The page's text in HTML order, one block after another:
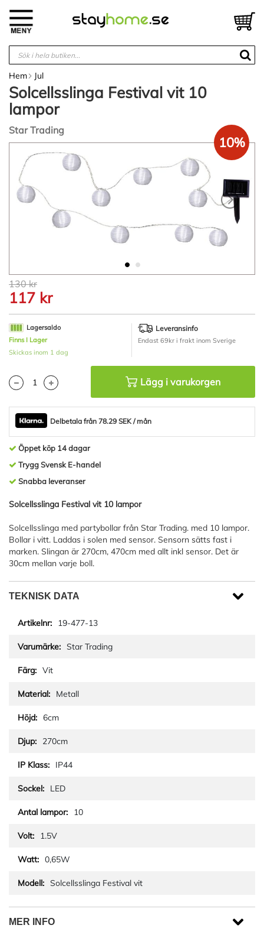
innehållet
Hem Jul
Solcellsslinga Festival vit 10
lampor
Star Trading
slutet
bildgalleriet
Hoppa
till
början
av
bildgalleriet
10%
130 kr
117 kr
Lagersaldo
Finns I Lager
Skickas inom 1 dag
Leveransinfo
Endast 69kr i frakt inom Sverige
Lägg i varukorgen
Delbetala från 78.29 SEK / mån
Öppet köp 14 dagar
Trygg Svensk E-handel
Snabba leveranser
Solcellsslinga Festival vit 10 lampor
Solcellsslinga med partybollar från Star Trading. med 10 lampor.
Bollar i vitt. Laddas i solen med sensor. Sensorn sätts fast i
marken. Slingan är 270cm, 470cm med allt inkl sensor. Det är
30cm mellan varje boll.
TEKNISK DATA
19-477-13
Star Trading
Vit
Metall
6cm
270cm
IP44
LED
10
1.5V
0,65W
Solcellsslinga Festival vit
MER INFO